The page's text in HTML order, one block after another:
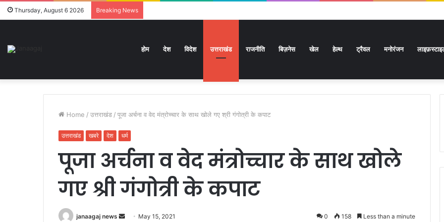
Thursday, August 6 2026 Breaking News
होम देश विदेश उत्तराखंड राजनीति बिज़नेस खेल हेल्थ ट्रैवल मनोरंजन
Home / उत्तराखंड / पूजा अर्चना व वेद मंत्रोच्चार के साथ खोले गए श्री गंगोत्री के कपाट
उत्तराखंड खबरे देश धर्म
पूजा अर्चना व वेद मंत्रोच्चार के साथ खोले
गए श्री गंगोत्री के कपाट
janaagaj news
Send May 15, 2021 0 158 Less than a minute